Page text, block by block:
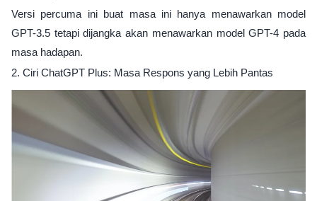
Versi percuma ini buat masa ini hanya menawarkan model
GPT-3.5 tetapi dijangka akan menawarkan model GPT-4 pada
masa hadapan.
2. Ciri ChatGPT Plus: Masa Respons yang Lebih Pantas